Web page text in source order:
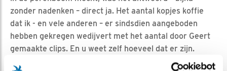
zonder nadenken – direct ja. Het aantal kopjes koffie
dat ik - en vele anderen – er sindsdien aangeboden
hebben gekregen wedijvert met het aantal door Geert
gemaakte clips. En u weet zelf hoeveel dat er zijn.